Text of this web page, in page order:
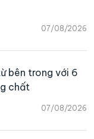
07/08/2026
07/08/2026
bên trong với 6
chất